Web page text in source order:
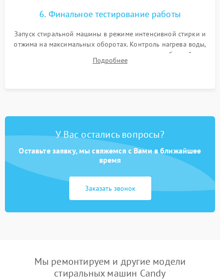
6. Финальное тестирование работы
Запуск стиральной машины в режиме интенсивной стирки и
отжима на максимальных оборотах. Контроль нагрева воды,
корректности слива, отсутствия излишних вибраций,
посторонних стуков и протечек под корпусом.
Подробнее
У Вас остались вопросы?
Оставьте заявку, мы свяжемся с Вами в ближайшее
время
Заказать звонок
Мы ремонтируем и другие модели
стиральных машин Candy